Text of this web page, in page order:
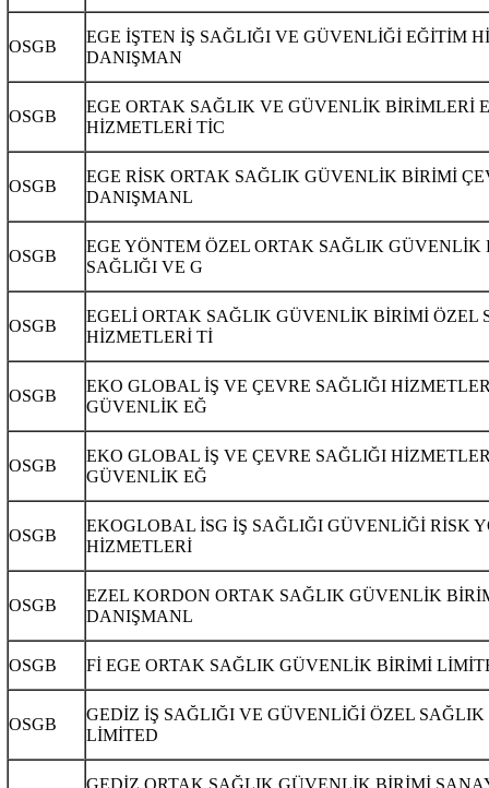
OSGB
EGE İŞTEN İŞ SAĞLIĞI VE GÜVENLİĞİ EĞİTİM
DANIŞMAN
OSGB
EGE ORTAK SAĞLIK VE GÜVENLİK BİRİMLERİ
HİZMETLERİ TİC
OSGB
EGE RİSK ORTAK SAĞLIK GÜVENLİK BİRİMİ
DANIŞMANL
OSGB
EGE YÖNTEM ÖZEL ORTAK SAĞLIK GÜVENLİK
SAĞLIĞI VE G
OSGB
EGELİ ORTAK SAĞLIK GÜVENLİK BİRİMİ ÖZEL
HİZMETLERİ Tİ
OSGB
EKO GLOBAL İŞ VE ÇEVRE SAĞLIĞI
GÜVENLİK EĞ
OSGB
EKO GLOBAL İŞ VE ÇEVRE SAĞLIĞI
GÜVENLİK EĞ
OSGB
EKOGLOBAL İSG İŞ SAĞLIĞI GÜVENLİĞİ RİSK
HİZMETLERİ
OSGB
EZEL KORDON ORTAK SAĞLIK GÜVENLİK
DANIŞMANL
OSGB Fİ EGE ORTAK SAĞLIK GÜVENLİK BİRİMİ
OSGB
GEDİZ İŞ SAĞLIĞI VE GÜVENLİĞİ ÖZEL
LİMİTED
GEDİZ ORTAK SAĞLIK GÜVENLİK BİRİMİ